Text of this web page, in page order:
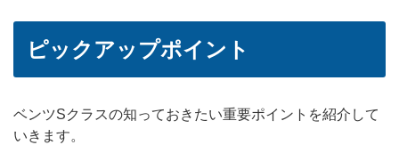
ピックアップポイント
ベンツSクラスの知っておきたい重要ポイントを紹介して
いきます。